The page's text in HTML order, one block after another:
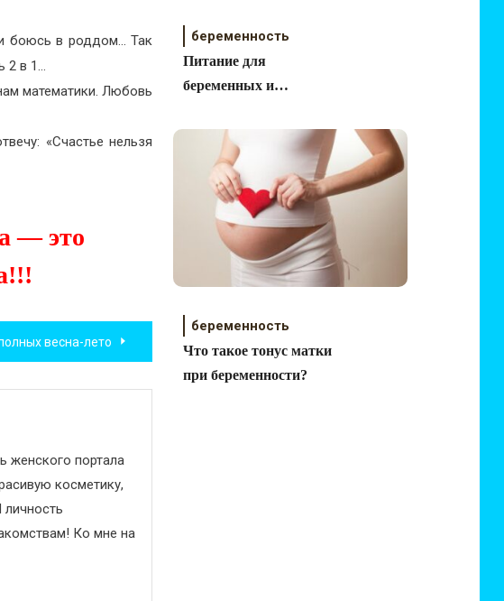
боюсь в роддом… Так
2 в 1…
математики. Любовь
«Счастье нельзя
— это
весна-лето
женского портала
косметику,
Ко мне на
беременность
Питание для
беременных и
беременность
Что такое тонус матки
при беременности?